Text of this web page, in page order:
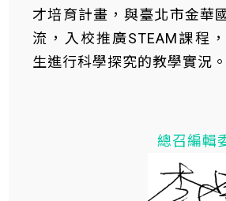
才培育計畫，與臺北市金華
流，入校推廣STEAM課程
生進行科學探究的教學實況。
總召編輯